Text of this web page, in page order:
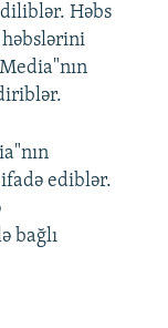
Həbs
ifadə ediblər.
bağlı